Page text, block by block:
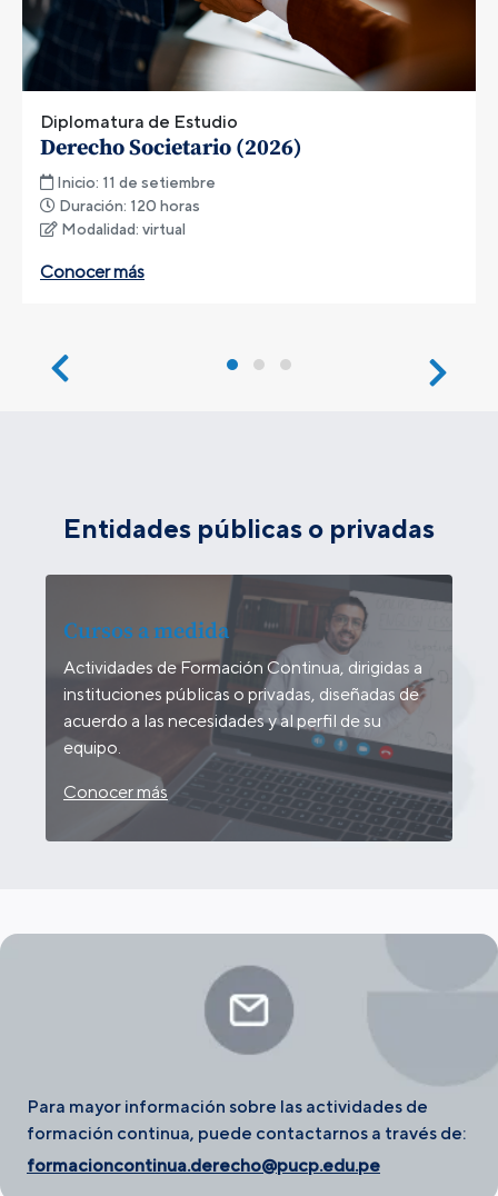
Diplomatura de Estudio
Derecho Societario (2026)
Inicio: 11 de setiembre
Duración: 120 horas
Modalidad: virtual
Conocer más
Entidades públicas o privadas
Cursos a medida
Actividades de Formación Continua, dirigidas a
instituciones públicas o privadas, diseñadas de
acuerdo a las necesidades y al perfil de su
equipo.
Conocer más
Para mayor información sobre las actividades de
formación continua, puede contactarnos a través de:
formacioncontinua.derecho@pucp.edu.pe